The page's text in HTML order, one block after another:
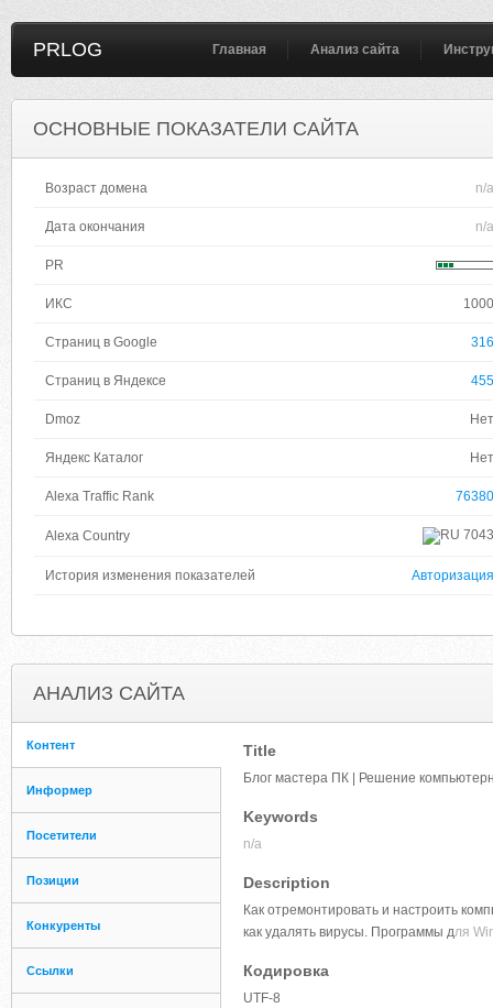
PRLOG Главная Анализ сайта
ОСНОВНЫЕ ПОКАЗАТЕЛИ САЙТА
Возраст домена n/a
Дата окончания n/a
PR
ИКС 1000
Страниц в Google 316
Страниц в Яндексе 455
Dmoz Нет
Яндекс Каталог Нет
Alexa Traffic Rank 76380
Alexa Country 7043
История изменения показателей Авторизация
АНАЛИЗ САЙТА
Контент
Информер
Посетители
Позиции
Конкуренты
Ссылки
Title
Блог мастера ПК | Решение
Keywords
n/a
Description
Как отремонтировать и настроить
как удалять вирусы. Программы для
Кодировка
UTF-8